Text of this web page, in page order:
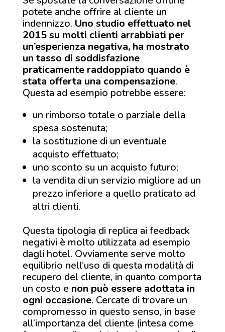
potete anche offrire al cliente un
indennizzo. Uno studio effettuato nel
2015 su molti clienti arrabbiati per
un’esperienza negativa, ha mostrato
un tasso di soddisfazione
praticamente raddoppiato quando è
stata offerta una compensazione.
Questa ad esempio potrebbe essere:
un rimborso totale o parziale della
spesa sostenuta;
la sostituzione di un eventuale
acquisto effettuato;
uno sconto su un acquisto futuro;
la vendita di un servizio migliore ad un
prezzo inferiore a quello praticato ad
altri clienti.
Questa tipologia di replica ai feedback
negativi è molto utilizzata ad esempio
dagli hotel. Ovviamente serve molto
equilibrio nell’uso di questa modalità di
recupero del cliente, in quanto comporta
un costo e non può essere adottata in
ogni occasione. Cercate di trovare un
compromesso in questo senso, in base
all’importanza del cliente (intesa come